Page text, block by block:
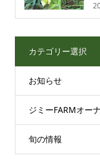
カテゴリー選択
お知らせ
ジミーFARMオー
旬の情報